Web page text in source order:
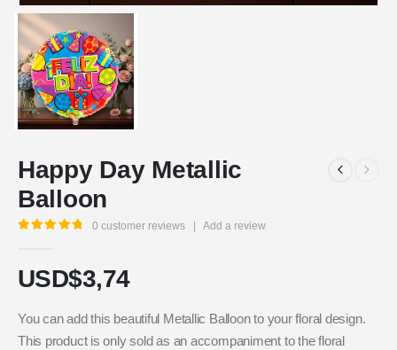
Happy Day Metallic
Balloon
0 customer reviews Add a review
USD$3,74
You can add this beautiful Metallic Balloon to your floral design.
This product is only sold as an accompaniment to the floral